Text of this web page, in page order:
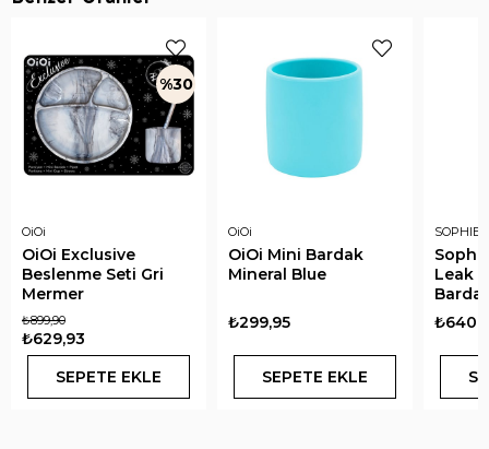
OiOi
OiOi Exclusive
Beslenme Seti Gri
Mermer
₺629,93
₺899,90
SEPETE EKLE
%30
OiOi
OiOi Mini Bardak
Mineral Blue
₺299,95
SEPETE EKLE
SOPHIE
Leak